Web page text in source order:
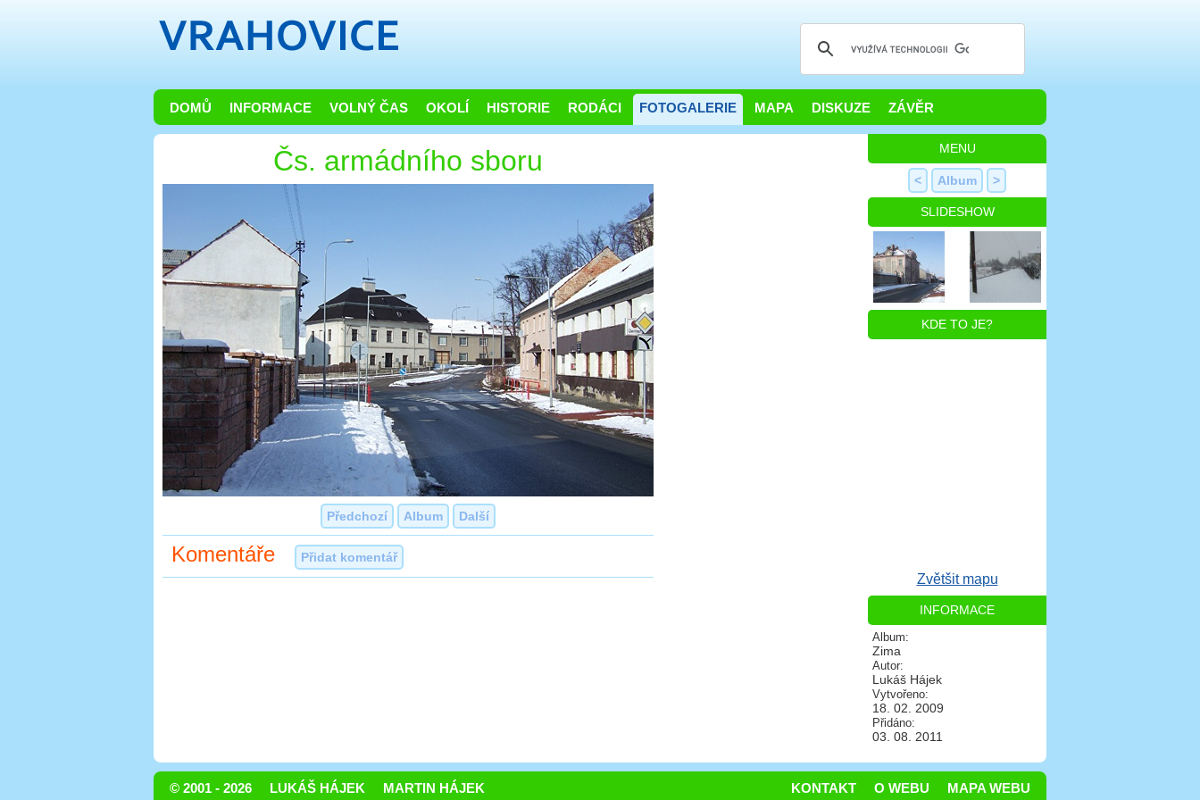
DOMŮ INFORMACE VOLNÝ ČAS OKOLÍ HISTORIE RODÁCI FOTOGALERIE MAPA DISKUZE ZÁVĚR
Čs. armádního sboru
Předchozí Album Další
Komentáře Přidat komentář
MENU
< Album >
SLIDESHOW
KDE TO JE?
Zvětšit mapu
INFORMACE
Album:
Zima
Autor:
Lukáš Hájek
Vytvořeno:
18. 02. 2009
Přidáno:
03. 08. 2011
© 2001 - 2026 LUKÁŠ HÁJEK MARTIN HÁJEK MAPA WEBU
O WEBU
KONTAKT